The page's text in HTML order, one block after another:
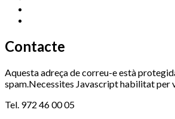
Contacte
Aquesta adreça de correu-e està
spam.Necessites Javascript habilitat per
Tel. 972 46 00 05